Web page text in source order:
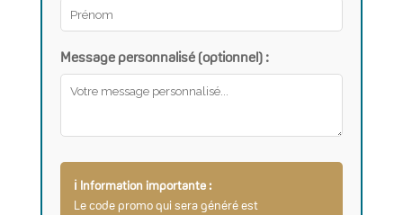
Message personnalisé (optionnel) :
ℹ️ Information importante :
Le code promo qui sera généré est